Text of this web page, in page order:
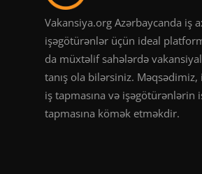
Vakansiya.org Azərbaycanda iş
işəgötürənlər üçün ideal
da müxtəlif sahələrdə
tanış ola bilərsiniz. Məqsədimiz,
iş tapmasına və işəgötürənlərin
tapmasına kömək etməkdir.